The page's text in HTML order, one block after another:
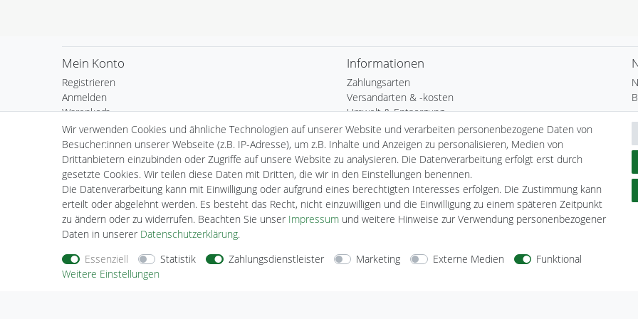
Mein Konto
Registrieren
Anmelden
Warenkorb
Kasse
Wunschliste
Informationen
Zahlungsarten
Versandarten & -kosten
Umwelt & Entsorgung
Nehmen SieKontaktmit uns auf
Wir verwenden Cookies und ähnliche Technologien auf unserer Website und verarbeiten personenbezogene Daten von
Besucher:innen unserer Webseite (z.B. IP-Adresse), um z.B. Inhalte und Anzeigen zu personalisieren, Medien von
Drittanbietern einzubinden oder Zugriffe auf unsere Website zu analysieren. Die Datenverarbeitung erfolgt erst durch
gesetzte Cookies. Wir teilen diese Daten mit Dritten, die wir in den Einstellungen benennen.
Die Datenverarbeitung kann mit Einwilligung oder aufgrund eines berechtigten Interesses erfolgen. Die Zustimmung kann
erteilt oder abgelehnt werden. Es besteht das Recht, nicht einzuwilligen und die Einwilligung zu einem späteren Zeitpunkt
zu ändern oder zu widerrufen. Beachten Sie unser Impressum und weitere Hinweise zur Verwendung personenbezogener
Daten in unserer Daten­schutz­erklärung.
Essenziell
Statistik Zahlungsdienstleister Marketing Externe Medien
Funktional
Weitere Einstellungen